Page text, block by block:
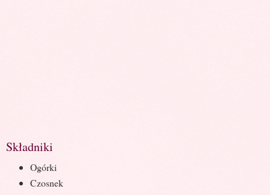
Składniki
Ogórki
Czosnek